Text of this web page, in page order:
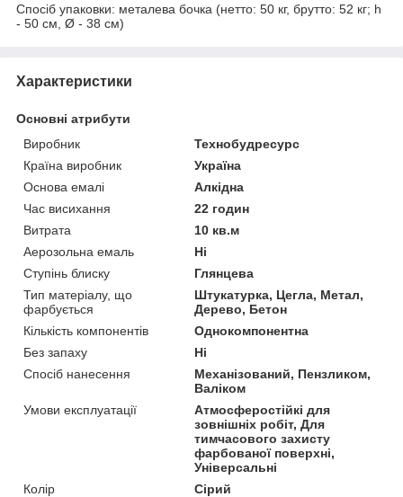
Спосіб упаковки: металева бочка (нетто: 50 кг, брутто: 52 кг; h
- 50 см, Ø - 38 см)
Характеристики
Основні атрибути
Виробник
Технобудресурс
Країна виробник
Україна
Основа емалі
Алкідна
Час висихання
22 годин
Витрата
10 кв.м
Аерозольна емаль
Ні
Ступінь блиску
Глянцева
Тип матеріалу, що
фарбується
Штукатурка, Цегла, Метал,
Дерево, Бетон
Кількість компонентів
Однокомпонентна
Без запаху
Ні
Спосіб нанесення
Механізований, Пензликом,
Валіком
Умови експлуатації
Атмосферостійкі для
зовнішніх робіт, Для
тимчасового захисту
фарбованої поверхні,
Універсальні
Колір
Сірий